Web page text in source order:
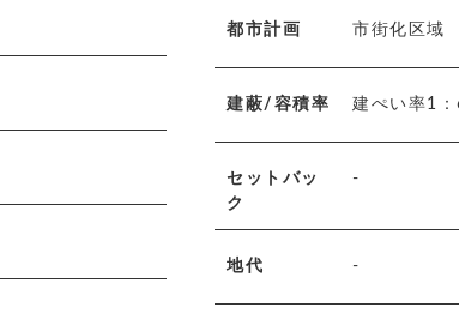
都市計画 市街化区域
建蔽/容積率 建ぺい率1
セットバッ
ク
-
地代 -